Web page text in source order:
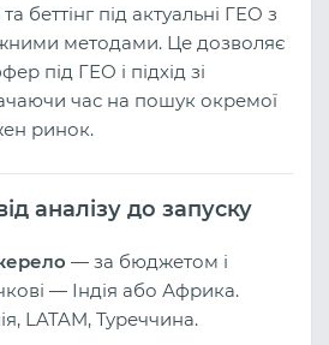
беттінг під актуальні ГЕО з
методами. Це дозволяє
під ГЕО і підхід зі
час на пошук окремої
ринок.
аналізу до запуску
— за бюджетом і
— Індія або Африка.
LATAM, Туреччина.